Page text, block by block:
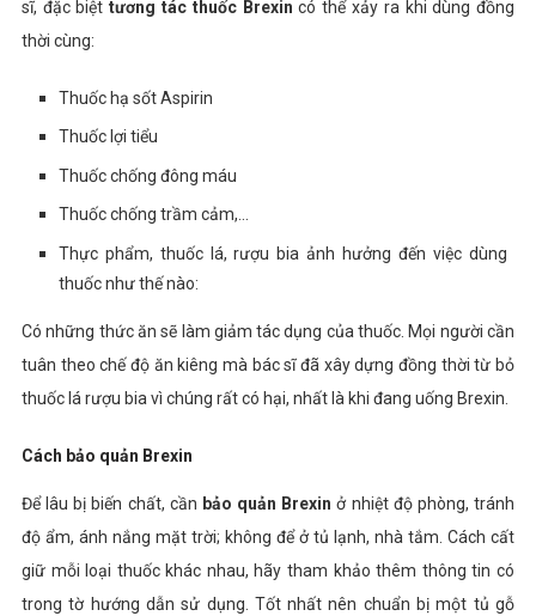
sĩ, đặc biệttương tác thuốc Brexin có thể xảy ra khi dùng đồng
thời cùng:
Thuốc hạ sốt Aspirin
Thuốc lợi tiểu
Thuốc chống đông máu
Thuốc chống trầm cảm,…
Thực phẩm, thuốc lá, rượu bia ảnh hưởng đến việc dùng
thuốc như thế nào:
Có những thức ăn sẽ làm giảm tác dụng của thuốc. Mọi người cần
tuân theo chế độ ăn kiêng mà bác sĩ đã xây dựng đồng thời từ bỏ
thuốc lá rượu bia vì chúng rất có hại, nhất là khi đang uống Brexin.
Cách bảo quản Brexin
Để lâu bị biến chất, cần bảo quản Brexin ở nhiệt độ phòng, tránh
độ ẩm, ánh nắng mặt trời; không để ở tủ lạnh, nhà tắm. Cách cất
giữ mỗi loại thuốc khác nhau, hãy tham khảo thêm thông tin có
trong tờ hướng dẫn sử dụng. Tốt nhất nên chuẩn bị một tủ gỗ